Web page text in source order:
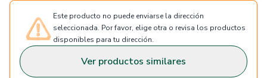
Este producto no puede enviarse la dirección
seleccionada. Por favor, elige otra o revisa los productos
disponibles para tu dirección.
Ver productos similares